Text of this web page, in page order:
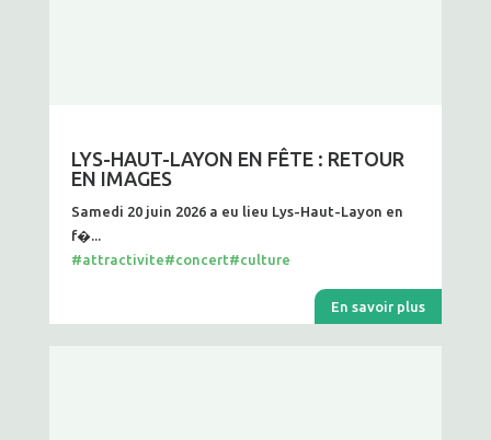
LYS-HAUT-LAYON EN FÊTE : RETOUR
EN IMAGES
Samedi 20 juin 2026 a eu lieu Lys-Haut-Layon en
f�...
#attractivite#concert#culture
En savoir plus